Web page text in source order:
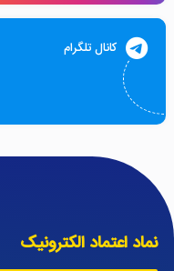
کانال تلگرام
نماد اعتماد الکترونیک